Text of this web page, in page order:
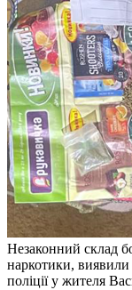
Незаконний склад
наркотики, виявили
поліції у жителя